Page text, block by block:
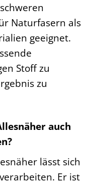
Naturfasern als
geeignet.
Stoff zu
zu
auch
lässt sich
Er ist